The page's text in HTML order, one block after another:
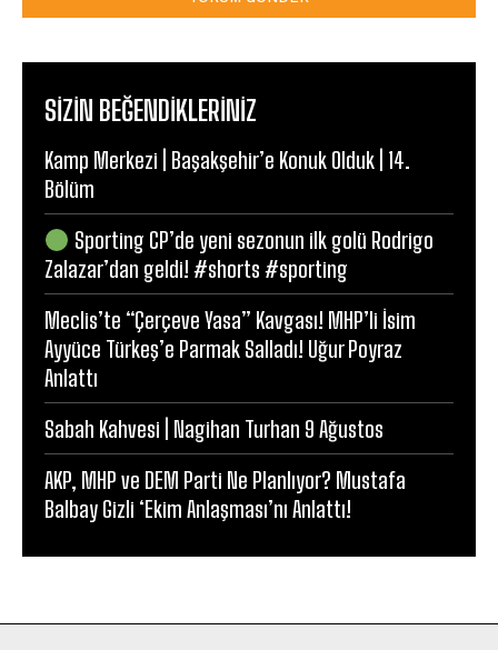
SIZIN BEĞENDIKLERINIZ
Kamp Merkezi | Başakşehir’e Konuk Olduk | 14.
Bölüm
Sporting CP’de yeni sezonun ilk golü Rodrigo
Zalazar’dan geldi! #shorts #sporting
Meclis’te “Çerçeve Yasa” Kavgası! MHP’li İsim
Ayyüce Türkeş’e Parmak Salladı! Uğur Poyraz
Anlattı
Sabah Kahvesi | Nagihan Turhan 9 Ağustos
AKP, MHP ve DEM Parti Ne Planlıyor? Mustafa
Balbay Gizli ‘Ekim Anlaşması’nı Anlattı!